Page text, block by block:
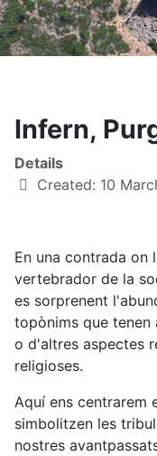
Infern,
Details
Created: 10
En una contrada on
vertebrador de la
es sorprenent
topònims que tenen
o d'altres aspectes
religioses.
Aquí ens centrarem
simbolitzen les
nostres